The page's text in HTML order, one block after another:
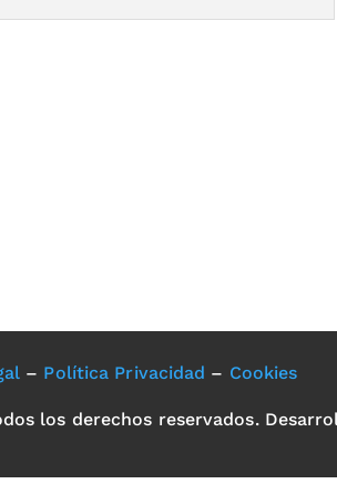
– Política Privacidad – Cookies
los derechos reservados.